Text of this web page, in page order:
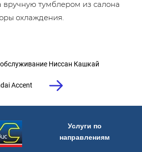
вручную тумблером из салона
охлаждения.
обслуживание Ниссан Кашкай
Accent
Услуги по
направлениям